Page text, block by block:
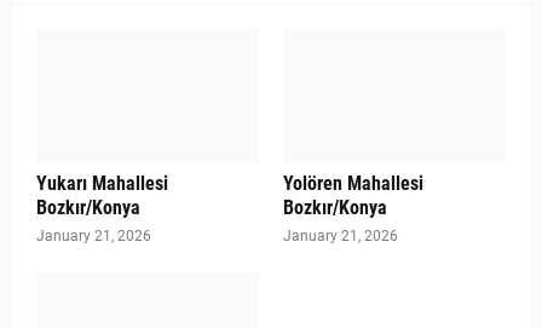
Yukarı Mahallesi
Bozkır/Konya
January 21, 2026
Yolören Mahallesi
Bozkır/Konya
January 21, 2026